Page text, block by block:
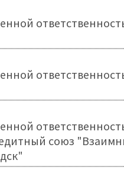
союз